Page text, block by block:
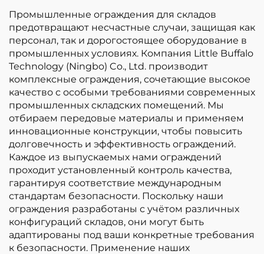
Промышленные ограждения для складов
предотвращают несчастные случаи, защищая как
персонал, так и дорогостоящее оборудование в
промышленных условиях. Компания Little Buffalo
Technology (Ningbo) Co., Ltd. производит
комплексные ограждения, сочетающие высокое
качество с особыми требованиями современных
промышленных складских помещений. Мы
отбираем передовые материалы и применяем
инновационные конструкции, чтобы повысить
долговечность и эффективность ограждений.
Каждое из выпускаемых нами ограждений
проходит установленный контроль качества,
гарантируя соответствие международным
стандартам безопасности. Поскольку наши
ограждения разработаны с учётом различных
конфигураций складов, они могут быть
адаптированы под ваши конкретные требования
к безопасности. Применение наших